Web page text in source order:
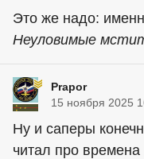
Это же надо:
Неуловимые
Prapor
15 ноября 2025
Ну и саперы
читал про времена